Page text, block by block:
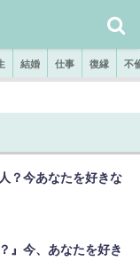
結婚 仕事 復縁 不
？今あなたを好きな
』今、あなたを好き